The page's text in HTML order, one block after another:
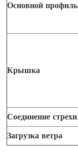
Основной профиль
Крышка
Соединение стрехи
Загрузка ветра